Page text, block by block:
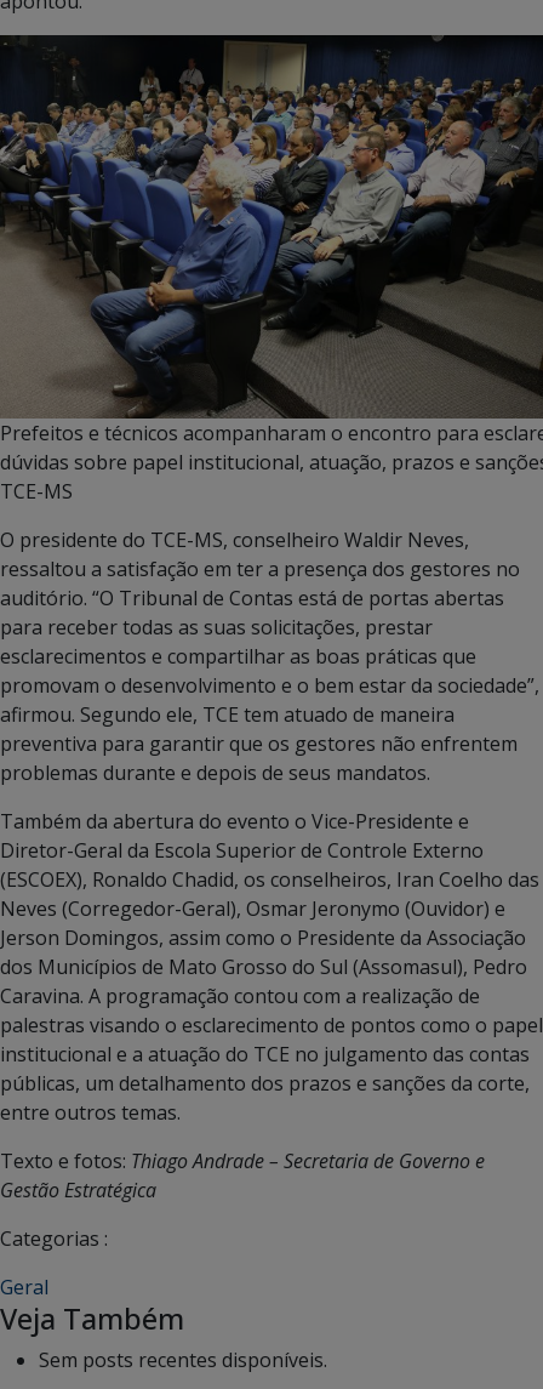
Prefeitos e técnicos acompanharam o encontro para
dúvidas sobre papel institucional, atuação, prazos e
TCE-MS
O presidente do TCE-MS, conselheiro Waldir Neves,
ressaltou a satisfação em ter a presença dos gestores no
auditório. “O Tribunal de Contas está de portas abertas
para receber todas as suas solicitações, prestar
esclarecimentos e compartilhar as boas práticas que
promovam o desenvolvimento e o bem estar da sociedade”,
afirmou. Segundo ele, TCE tem atuado de maneira
preventiva para garantir que os gestores não enfrentem
problemas durante e depois de seus mandatos.
Também da abertura do evento o Vice-Presidente e
Diretor-Geral da Escola Superior de Controle Externo
(ESCOEX), Ronaldo Chadid, os conselheiros, Iran Coelho das
Neves (Corregedor-Geral), Osmar Jeronymo (Ouvidor) e
Jerson Domingos, assim como o Presidente da Associação
dos Municípios de Mato Grosso do Sul (Assomasul), Pedro
Caravina. A programação contou com a realização de
palestras visando o esclarecimento de pontos como o papel
institucional e a atuação do TCE no julgamento das contas
públicas, um detalhamento dos prazos e sanções da corte,
entre outros temas.
Texto e fotos: Thiago Andrade – Secretaria de Governo e
Gestão Estratégica
Categorias :
Geral
Veja Também
Sem posts recentes disponíveis.